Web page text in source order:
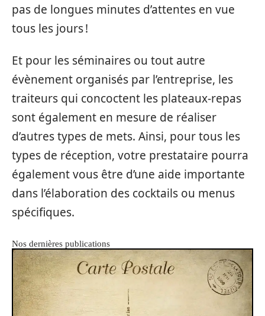
pas de longues minutes d’attentes en vue
tous les jours !
Et pour les séminaires ou tout autre
évènement organisés par l’entreprise, les
traiteurs qui concoctent les plateaux-repas
sont également en mesure de réaliser
d’autres types de mets. Ainsi, pour tous les
types de réception, votre prestataire pourra
également vous être d’une aide importante
dans l’élaboration des cocktails ou menus
spécifiques.
Nos dernières publications